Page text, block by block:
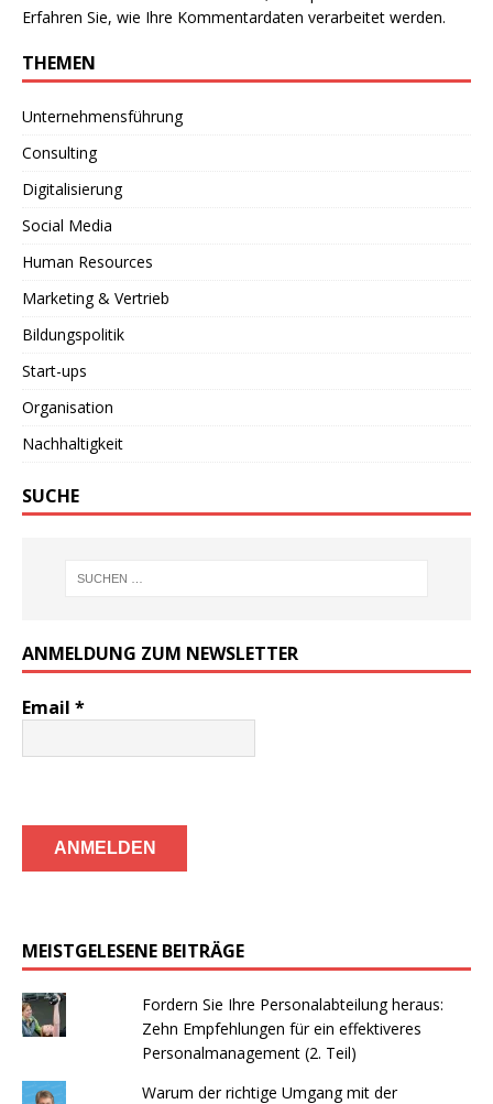
Erfahren Sie, wie Ihre Kommentardaten verarbeitet werden.
THEMEN
Unternehmensführung
Consulting
Digitalisierung
Social Media
Human Resources
Marketing & Vertrieb
Bildungspolitik
Start-ups
Organisation
Nachhaltigkeit
SUCHE
ANMELDUNG ZUM NEWSLETTER
Email *
MEISTGELESENE BEITRÄGE
Fordern Sie Ihre Personalabteilung heraus:
Zehn Empfehlungen für ein effektiveres
Personalmanagement (2. Teil)
Warum der richtige Umgang mit der